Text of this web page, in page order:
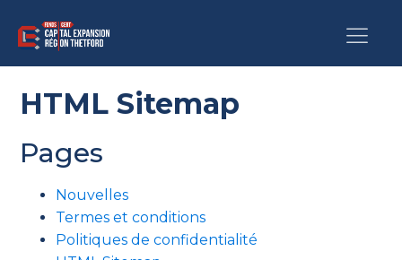
HTML Sitemap
Pages
Nouvelles
Termes et conditions
Politiques de confidentialité